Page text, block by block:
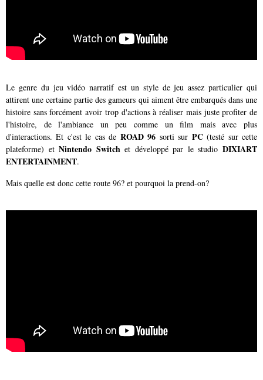
Le genre du jeu vidéo narratif est un style de jeu assez particulier qui
attirent une certaine partie des gameurs qui aiment être embarqués dans une
histoire sans forcément avoir trop d'actions à réaliser mais juste profiter de
l'histoire, de l'ambiance un peu comme un film mais avec plus
d'interactions. Et c'est le cas de ROAD 96 sorti sur PC(testé sur cette
plateforme) etNintendo Switch et développé par le studioDIXIART
ENTERTAINMENT.
Mais quelle est donc cette route 96? et pourquoi la prend-on?